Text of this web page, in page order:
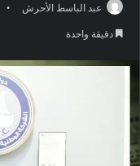
عبد الباسط الأحرش
دقيقة واحدة